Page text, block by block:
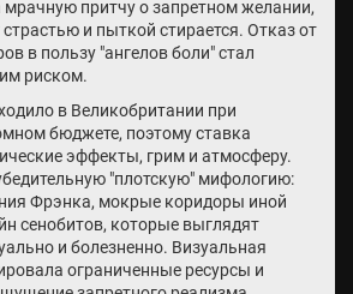
мрачную притчу о запретном желании,
и пыткой стирается. Отказ от
в пользу "ангелов боли" стал
риском.
в Великобритании при
бюджете, поэтому ставка
эффекты, грим и атмосферу.
"плотскую" мифологию:
Фрэнка, мокрые коридоры иной
сенобитов, которые выглядят
и болезненно. Визуальная
ограниченные ресурсы и